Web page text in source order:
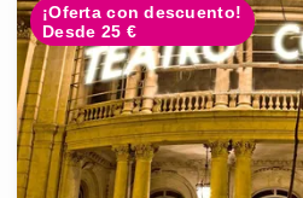
¡Oferta con descuento!
Desde 25 €